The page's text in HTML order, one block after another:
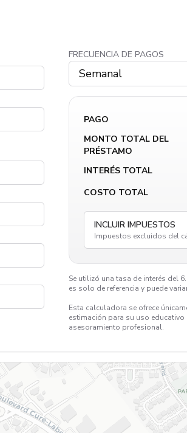
FRECUENCIA DE PAGOS
Semanal
PAGO
MONTO TOTAL DEL
PRÉSTAMO
INTERÉS TOTAL
COSTO TOTAL
INCLUIR IMPUESTOS
Impuestos excluidos del
Se utilizó una tasa de interés del
es solo de referencia y puede
Esta calculadora se ofrece
estimación para su uso
asesoramiento profesional.